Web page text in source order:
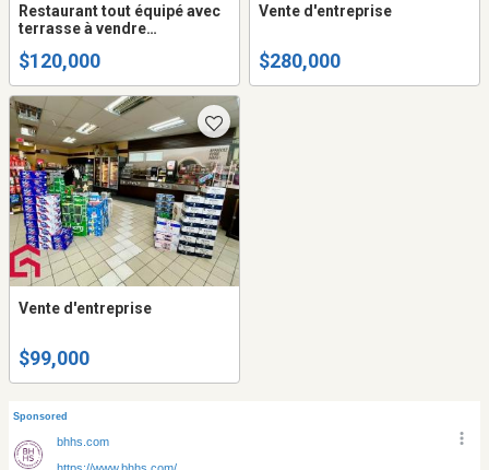
Restaurant tout équipé avec
terrasse à vendre
$120,000
Vente d'entreprise
$280,000
Vente d'entreprise
$99,000